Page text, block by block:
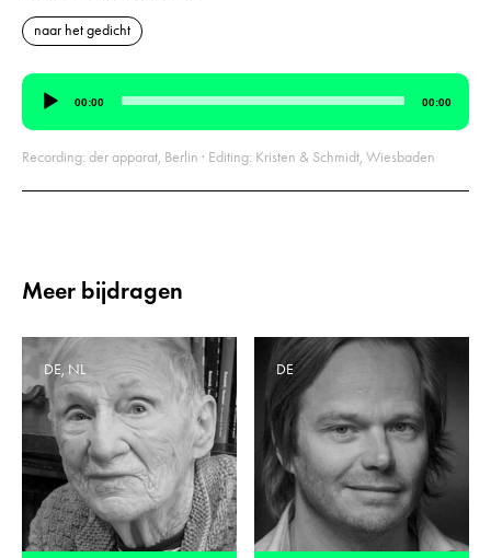
naar het gedicht
Audiospeler
00:00 00:00
Recording: der apparat, Berlin · Editing: Kristen & Schmidt, Wiesbaden
Meer bijdragen
DE, NL DE